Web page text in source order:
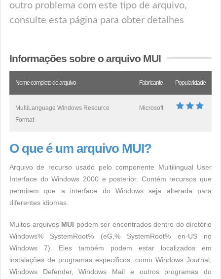
outro problema com este tipo de arquivo,
consulte esta página para obter detalhes
Informações sobre o arquivo MUI
Nome completo do arquivo Fabricante Popularidade
MultiLanguage Windows Resource
Format
Microsoft
O que é um arquivo MUI?
Arquivo de recurso usado pelo componente Multilingual User
Interface do Windows 2000 e posterior. Contém recursos que
permitem que a interface do Windows seja alterada para
diferentes idiomas.
Muitos arquivos MUI podem ser encontrados dentro do diretório
Windows% SystemRoot% (eG,% SystemRoot% en-US no
Windows 7). Eles também podem estar localizados em
instalações de programas específicos, como Windows Journal,
Windows Defender, Windows Mail e outros programas do